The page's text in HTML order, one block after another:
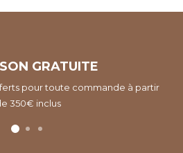
GRATUITE
pour toute commande à partir
350€ inclus